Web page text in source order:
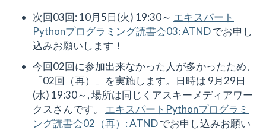
次回03回: 10月5日(火) 19:30～ エキスパート
Pythonプログラミング読書会03: ATNDでお申し
込みお願いします！
今回02回に参加出来なかった人が多かったため、
「02回（再）」を実施します。日時は 9月29日
(水) 19:30～, 場所は同じくアスキーメディアワー
クスさんです。 エキスパートPythonプログラミ
ング読書会02（再）: ATNDでお申し込みお願い